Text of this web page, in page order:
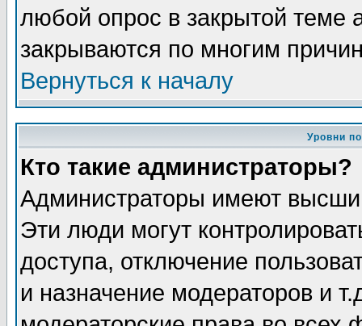
любой опрос в закрытой теме
закрываются по многим
Вернуться к началу
Уровни
Кто такие администраторы?
Администраторы имеют
Эти люди могут
доступа, отключение
и назначение модераторов и